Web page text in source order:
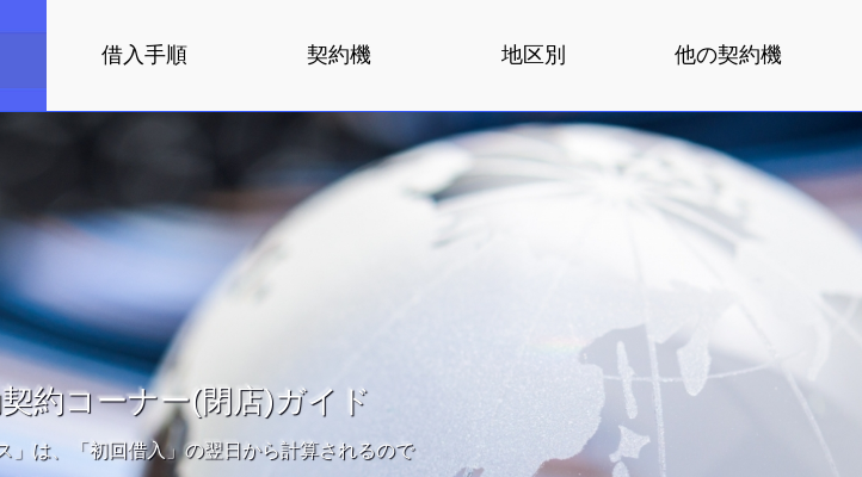
約コーナー(閉店)ガイド
」は、「初回借入」の翌日から計算されるので
借入手順 契約機 地区別 他の契約機